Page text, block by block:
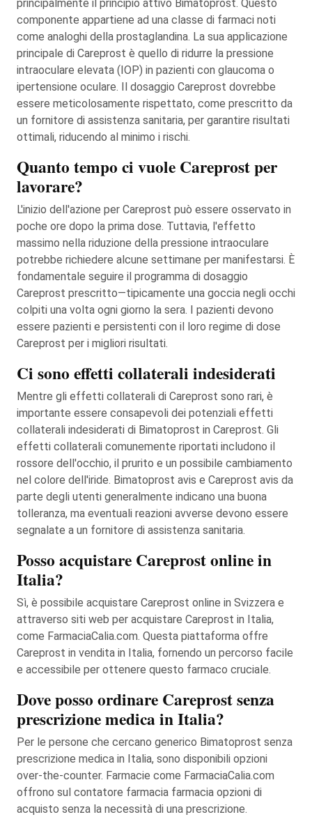
principalmente il principio attivo Bimatoprost. Questo
componente appartiene ad una classe di farmaci noti
come analoghi della prostaglandina. La sua applicazione
principale di Careprost è quello di ridurre la pressione
intraoculare elevata (IOP) in pazienti con glaucoma o
ipertensione oculare. Il dosaggio Careprost dovrebbe
essere meticolosamente rispettato, come prescritto da
un fornitore di assistenza sanitaria, per garantire risultati
ottimali, riducendo al minimo i rischi.
Quanto tempo ci vuole Careprost per
lavorare?
L'inizio dell'azione per Careprost può essere osservato in
poche ore dopo la prima dose. Tuttavia, l'effetto
massimo nella riduzione della pressione intraoculare
potrebbe richiedere alcune settimane per manifestarsi. È
fondamentale seguire il programma di dosaggio
Careprost prescritto—tipicamente una goccia negli occhi
colpiti una volta ogni giorno la sera. I pazienti devono
essere pazienti e persistenti con il loro regime di dose
Careprost per i migliori risultati.
Ci sono effetti collaterali indesiderati
Mentre gli effetti collaterali di Careprost sono rari, è
importante essere consapevoli dei potenziali effetti
collaterali indesiderati di Bimatoprost in Careprost. Gli
effetti collaterali comunemente riportati includono il
rossore dell'occhio, il prurito e un possibile cambiamento
nel colore dell'iride. Bimatoprost avis e Careprost avis da
parte degli utenti generalmente indicano una buona
tolleranza, ma eventuali reazioni avverse devono essere
segnalate a un fornitore di assistenza sanitaria.
Posso acquistare Careprost online in
Italia?
Sì, è possibile acquistare Careprost online in Svizzera e
attraverso siti web per acquistare Careprost in Italia,
come FarmaciaCalia.com. Questa piattaforma offre
Careprost in vendita in Italia, fornendo un percorso facile
e accessibile per ottenere questo farmaco cruciale.
Dove posso ordinare Careprost senza
prescrizione medica in Italia?
Per le persone che cercano generico Bimatoprost senza
prescrizione medica in Italia, sono disponibili opzioni
over-the-counter. Farmacie come FarmaciaCalia.com
offrono sul contatore farmacia farmacia opzioni di
acquisto senza la necessità di una prescrizione.